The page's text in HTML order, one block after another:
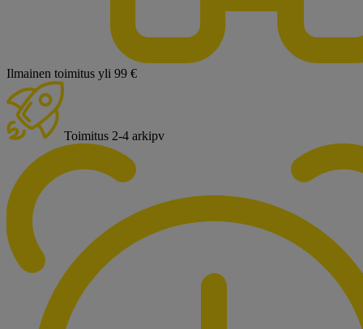
Ilmainen toimitus yli 99 €
Toimitus 2-4 arkipv